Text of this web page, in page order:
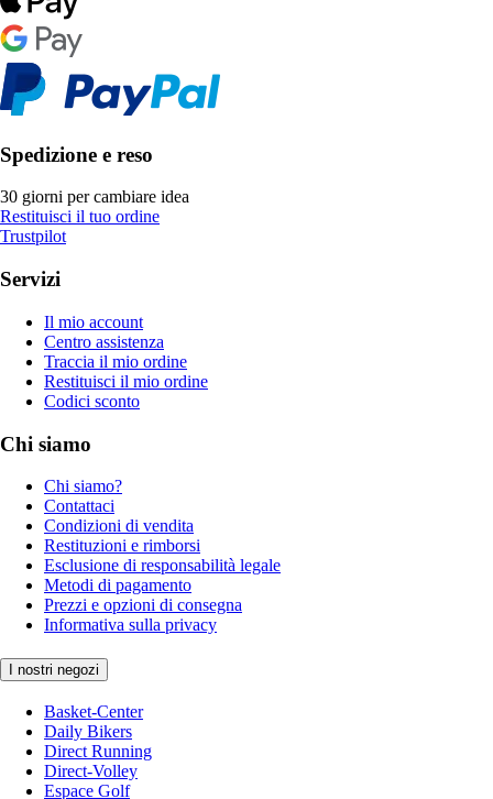
Spedizione e reso
30 giorni per cambiare idea
Restituisci il tuo ordine
Trustpilot
Servizi
Il mio account
Centro assistenza
Traccia il mio ordine
Restituisci il mio ordine
Codici sconto
Chi siamo
Chi siamo?
Contattaci
Condizioni di vendita
Restituzioni e rimborsi
Esclusione di responsabilità legale
Metodi di pagamento
Prezzi e opzioni di consegna
Informativa sulla privacy
I nostri negozi
Basket-Center
Daily Bikers
Direct Running
Direct-Volley
Espace Golf